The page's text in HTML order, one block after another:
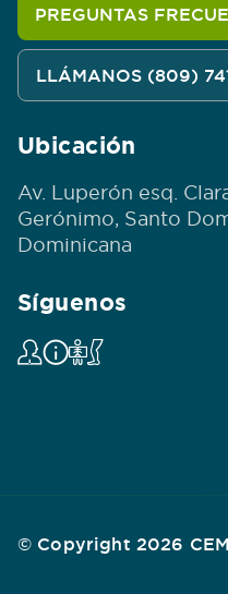
PREGUNTAS
LLÁMANOS (809)
Ubicación
Av. Luperón esq.
Gerónimo, Santo
Dominicana
Síguenos
© Copyright 2026